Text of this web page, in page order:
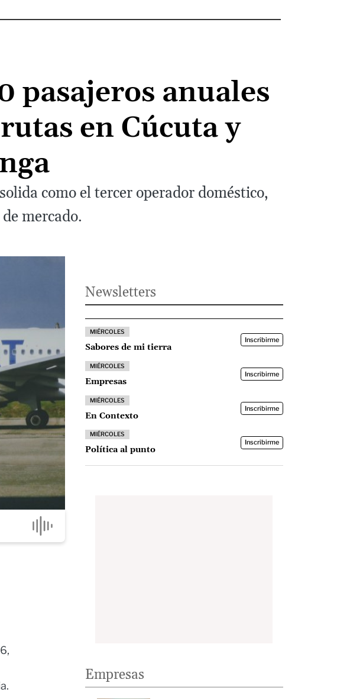
pasajeros anuales
en Cúcuta y
como el tercer operador doméstico,
mercado.
Newsletters
MIÉRCOLES
Sabores de mi tierra
Inscribirme
MIÉRCOLES
Empresas
Inscribirme
MIÉRCOLES
En Contexto
Inscribirme
MIÉRCOLES
Política al punto
Inscribirme
Empresas